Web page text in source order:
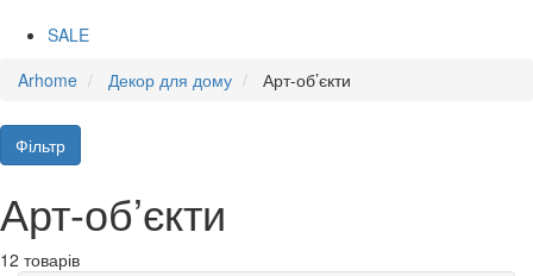
SALE
Arhome
Декор для дому Арт-об’єкти
Фільтр
Арт-об’єкти
12 товарів